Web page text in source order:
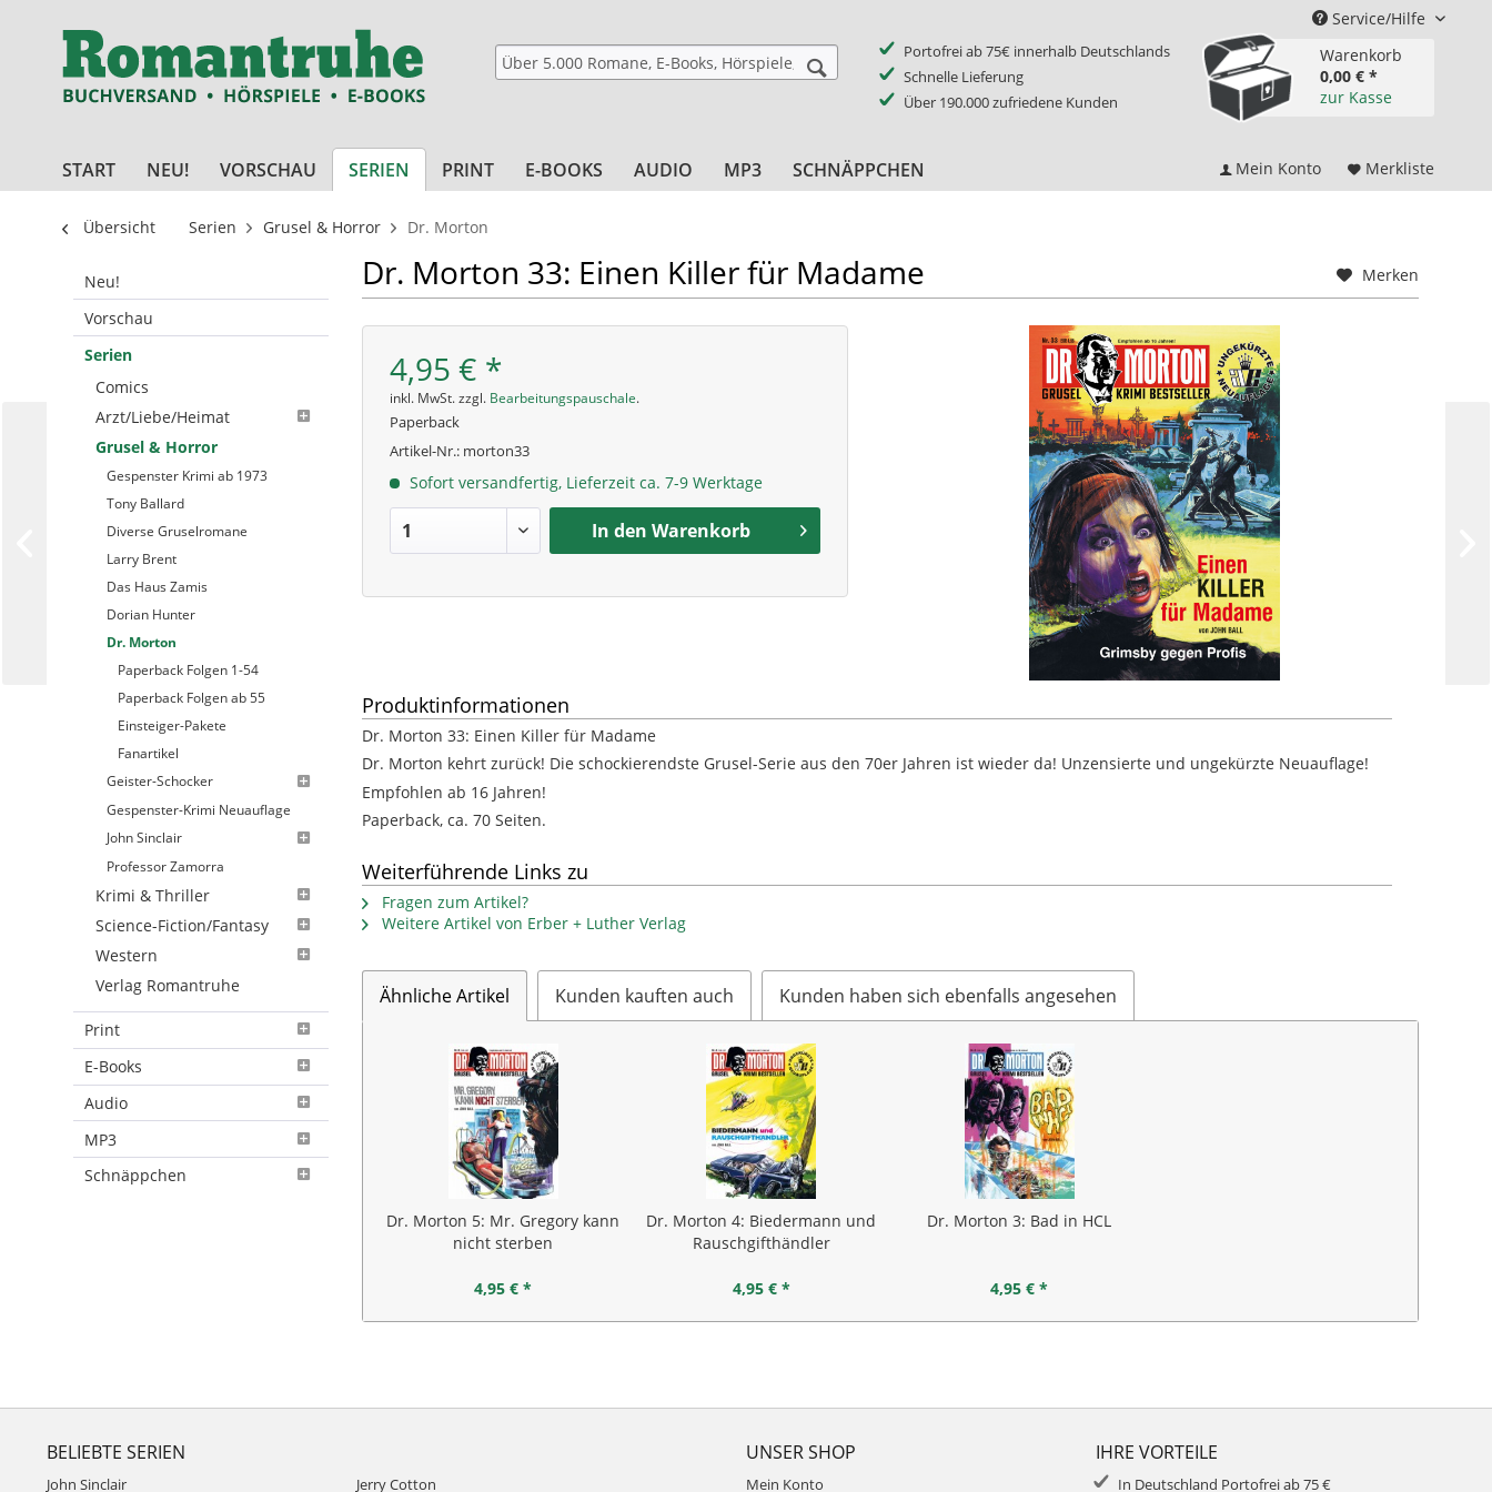
Service/Hilfe
Portofrei ab 75€ innerhalb Deutschlands
Schnelle Lieferung
Über 190.000 zufriedene Kunden
Warenkorb
0,00 € *
zur Kasse
START NEU! VORSCHAU SERIEN PRINT E-BOOKS AUDIO MP3 SCHNÄPPCHEN Mein Konto Merkliste
Übersicht Serien Grusel & Horror Dr. Morton
Neu!
Vorschau
Serien
Comics
Arzt/Liebe/Heimat
Grusel & Horror
Gespenster Krimi ab 1973
Tony Ballard
Diverse Gruselromane
Larry Brent
Das Haus Zamis
Dorian Hunter
Dr. Morton
Paperback Folgen 1-54
Paperback Folgen ab 55
Einsteiger-Pakete
Fanartikel
Geister-Schocker
Gespenster-Krimi Neuauflage
John Sinclair
Professor Zamorra
Krimi & Thriller
Science-Fiction/Fantasy
Western
Verlag Romantruhe
Print
E-Books
Audio
MP3
Schnäppchen
Merken
Dr. Morton 33: Einen Killer für Madame
4,95 € *
inkl. MwSt. zzgl. Bearbeitungspauschale.
Paperback
Artikel-Nr.: morton33
Sofort versandfertig, Lieferzeit ca. 7-9 Werktage
In den Warenkorb
Produktinformationen
Dr. Morton 33: Einen Killer für Madame
Dr. Morton kehrt zurück! Die schockierendste Grusel-Serie aus den 70er Jahren ist wieder da! Unzensierte und ungekürzte Neuauflage!
Empfohlen ab 16 Jahren!
Paperback, ca. 70 Seiten.
Weiterführende Links zu
Fragen zum Artikel?
Weitere Artikel von Erber + Luther Verlag
Ähnliche Artikel Kunden kauften auch Kunden haben sich ebenfalls angesehen
Dr. Morton 5: Mr. Gregory kann
nicht sterben
4,95 € *
Dr. Morton 4: Biedermann und
Rauschgifthändler
4,95 € *
Dr. Morton 3: Bad in HCL
4,95 € *
BELIEBTE SERIEN
John Sinclair Jerry Cotton
UNSER SHOP
Mein Konto
IHRE VORTEILE
In Deutschland Portofrei ab 75 €